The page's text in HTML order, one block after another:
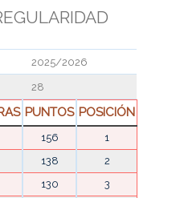
2025/2026
28
PUNTOS POSICIÓN
156
1
138
2
130
3